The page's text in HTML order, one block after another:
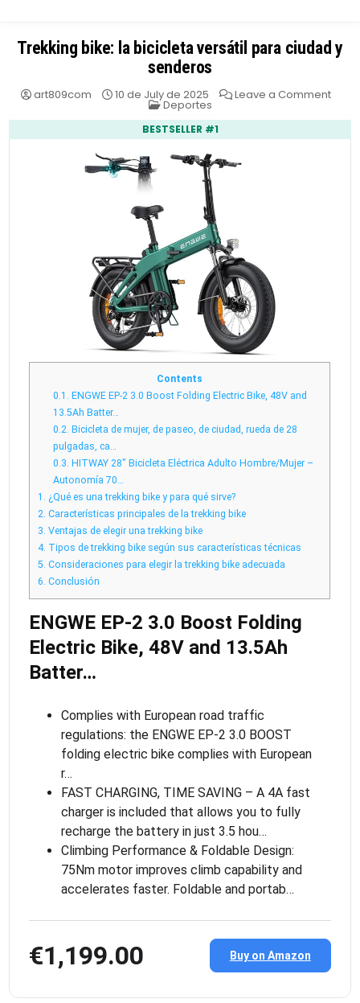
Trekking bike: la bicicleta versátil para ciudad y
senderos
art809com 10 de July de 2025 Leave a Commenton
la
Posted
Deportes
BESTSELLER #1
Contents
0.1. ENGWE EP-2 3.0 Boost Folding Electric Bike, 48V and
13.5Ah Batter…
0.2. Bicicleta de mujer, de paseo, de ciudad, rueda de 28
pulgadas, ca…
0.3. HITWAY 28″ Bicicleta Eléctrica Adulto Hombre/Mujer –
Autonomía 70…
1. ¿Qué es una trekking bike y para qué sirve?
2. Características principales de la trekking bike
3. Ventajas de elegir una trekking bike
4. Tipos de trekking bike según sus características técnicas
5. Consideraciones para elegir la trekking bike adecuada
6. Conclusión
ENGWE EP-2 3.0 Boost Folding
Electric Bike, 48V and 13.5Ah
Batter…
Complies with European road traffic
regulations: the ENGWE EP-2 3.0 BOOST
folding electric bike complies with European
r…
FAST CHARGING, TIME SAVING – A 4A fast
charger is included that allows you to fully
recharge the battery in just 3.5 hou…
Climbing Performance & Foldable Design:
75Nm motor improves climb capability and
accelerates faster. Foldable and portab…
€1,199.00 Buy on Amazon